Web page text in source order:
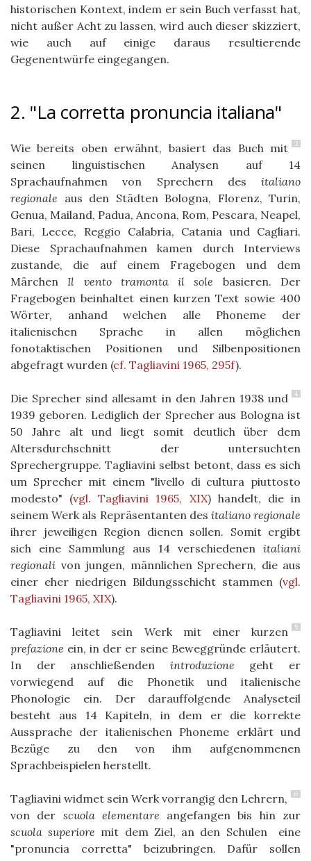
historischen Kontext, indem er sein Buch verfasst hat,
nicht außer Acht zu lassen, wird auch dieser skizziert,
wie auch auf einige daraus resultierende
Gegenentwürfe eingegangen.
2. "La corretta pronuncia italiana"
3
Wie bereits oben erwähnt, basiert das Buch mit
seinen linguistischen Analysen auf 14
Sprachaufnahmen von Sprechern des italiano
regionale aus den Städten Bologna, Florenz, Turin,
Genua, Mailand, Padua, Ancona, Rom, Pescara, Neapel,
Bari, Lecce, Reggio Calabria, Catania und Cagliari.
Diese Sprachaufnahmen kamen durch Interviews
zustande, die auf einem Fragebogen und dem
MärchenIl vento tramonta il sole basieren. Der
Fragebogen beinhaltet einen kurzen Text sowie 400
Wörter, anhand welchen alle Phoneme der
italienischen Sprache in allen möglichen
fonotaktischen Positionen und Silbenpositionen
abgefragt wurden (cf. Tagliavini 1965, 295f).
4
Die Sprecher sind allesamt in den Jahren 1938 und
1939 geboren. Lediglich der Sprecher aus Bologna ist
50 Jahre alt und liegt somit deutlich über dem
Altersdurchschnitt der untersuchten
Sprechergruppe. Tagliavini selbst betont, dass es sich
um Sprecher mit einem "livello di cultura piuttosto
modesto" (vgl. Tagliavini 1965, XIX)handelt, die in
seinem Werk als Repräsentanten des italiano regionale
ihrer jeweiligen Region dienen sollen. Somit ergibt
sich eine Sammlung aus 14 verschiedenen italiani
regionali von jungen, männlichen Sprechern, die aus
einer eher niedrigen Bildungsschicht stammen (vgl.
Tagliavini 1965, XIX).
5
Tagliavini leitet sein Werk mit einer kurzen
prefazione ein, in der er seine Beweggründe erläutert.
In der anschließenden introduzione geht er
vorwiegend auf die Phonetik und italienische
Phonologie ein. Der darauffolgende Analyseteil
besteht aus 14 Kapiteln, in dem er die korrekte
Aussprache der italienischen Phoneme erklärt und
Bezüge zu den von ihm aufgenommenen
Sprachbeispielen herstellt.
6
Tagliavini widmet sein Werk vorrangig den Lehrern,
von der scuola elementare angefangen bis hin zur
scuola superiore mit dem Ziel, an den Schulen eine
"pronuncia corretta" beizubringen. Dafür sollen